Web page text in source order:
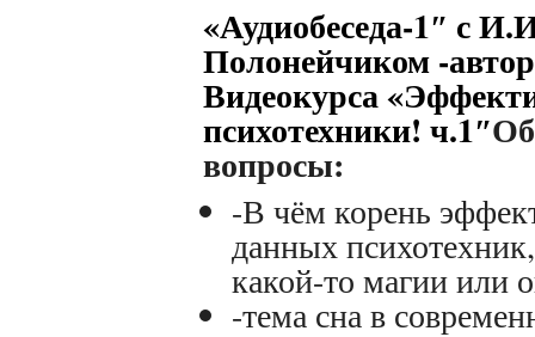
«Аудиобеседа-1″ с
Полонейчиком -
Видеокурса
психотехники! ч.1″
вопросы:
-В чём корень
данных
какой-то магии или
-тема сна в